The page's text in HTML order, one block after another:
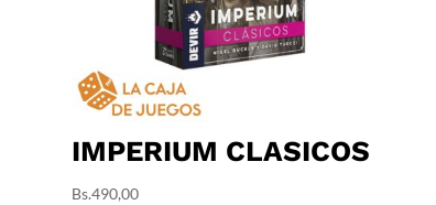
IMPERIUM CLASICOS
Bs.490,00